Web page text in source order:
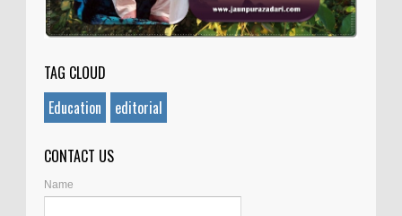
TAG CLOUD
Education
editorial
CONTACT US
Name